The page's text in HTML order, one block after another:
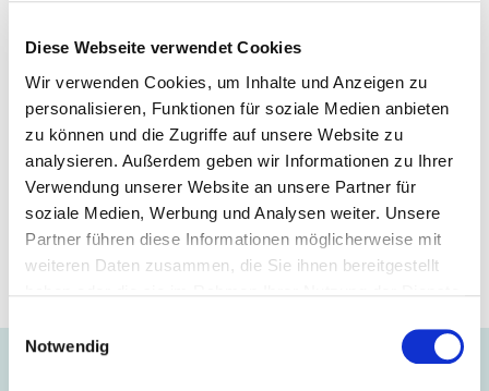
Diese Webseite verwendet Cookies
Wir verwenden Cookies, um Inhalte und Anzeigen zu
personalisieren, Funktionen für soziale Medien anbieten
zu können und die Zugriffe auf unsere Website zu
analysieren. Außerdem geben wir Informationen zu Ihrer
Verwendung unserer Website an unsere Partner für
soziale Medien, Werbung und Analysen weiter. Unsere
Partner führen diese Informationen möglicherweise mit
weiteren Daten zusammen, die Sie ihnen bereitgestellt
Notwendig
Familienunternehmen OLYMP an die Güte ihrer
Bekleidungsprodukte stellt, waren individuelle
Anwendungsoberfläche die entscheidenden Kriterien bei
der Wahl des Programms aus dem Hause SCIIL AG.
Mitglied
OLYMP Bezner KG
„Wenn es um die Qualität unserer Produkte